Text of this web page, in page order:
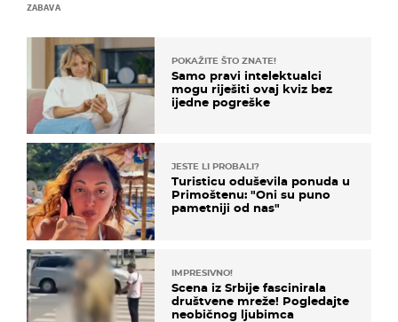
ZABAVA
POKAŽITE ŠTO ZNATE!
Samo pravi intelektualci
mogu riješiti ovaj kviz bez
ijedne pogreške
JESTE LI PROBALI?
Turisticu oduševila ponuda u
Primoštenu: "Oni su puno
pametniji od nas"
IMPRESIVNO!
Scena iz Srbije fascinirala
društvene mreže! Pogledajte
neobičnog ljubimca